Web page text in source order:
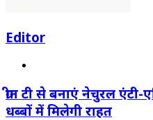
Editor
ग्रीन टी से बनाएं नेचुरल
धब्बों में मिलेगी राहत